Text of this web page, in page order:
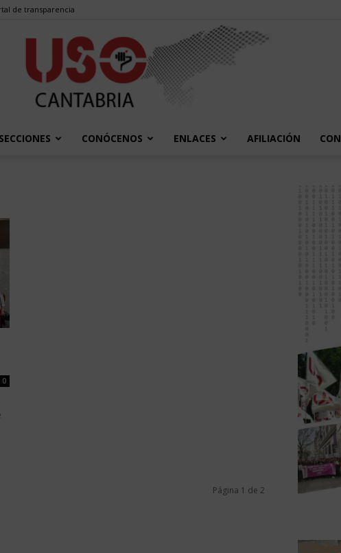
de transparencia
SECCIONES CONÓCENOS ENLACES AFILIACIÓN
0
Página 1 de 2